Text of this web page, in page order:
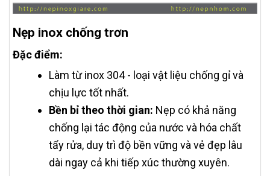
Nẹp inox chống trơn
Đặc điểm:
Làm từ inox 304 - loại vật liệu chống gỉ và
chịu lực tốt nhất.
Bền bỉ theo thời gian: Nẹp có khả năng
chống lại tác động của nước và hóa chất
tẩy rửa, duy trì độ bền vững và vẻ đẹp lâu
dài ngay cả khi tiếp xúc thường xuyên.